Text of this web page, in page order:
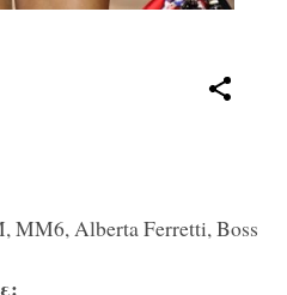
MM6, Alberta Ferretti, Boss